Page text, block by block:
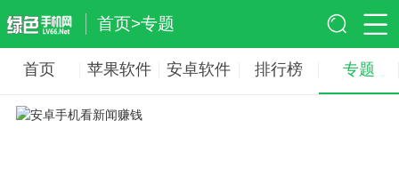
首页>专题
首页 苹果软件 安卓软件 排行榜 专题